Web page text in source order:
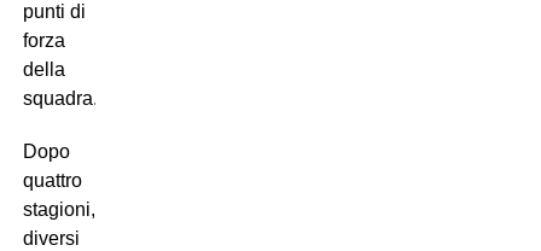
punti di
forza
della
squadra.
Dopo
quattro
stagioni,
diversi